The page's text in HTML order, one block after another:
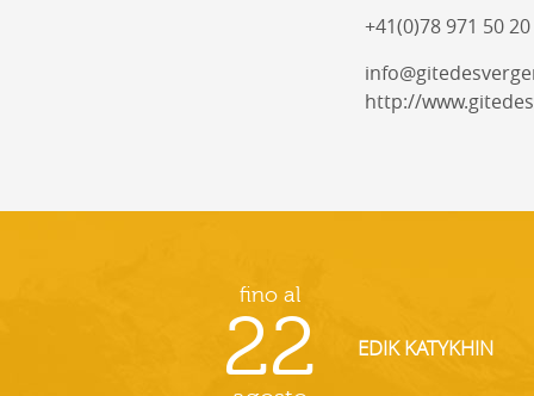
+41(0)78 971 50 20
http://
fino al
22 EDIK KATYKHIN